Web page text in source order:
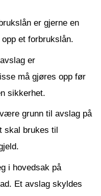
er gjerne en
et forbrukslån.
er
må gjøres opp før
sikkerhet.
grunn til avslag på
skal brukes til
i hovedsak på
Et avslag skyldes